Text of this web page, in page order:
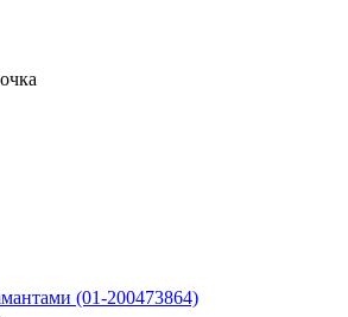
(01-200473864)